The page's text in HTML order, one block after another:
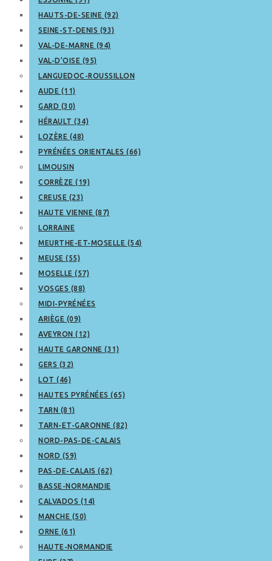
HAUTS-DE-SEINE (92)
SEINE-ST-DENIS (93)
VAL-DE-MARNE (94)
VAL-D’OISE (95)
LANGUEDOC-ROUSSILLON
AUDE (11)
GARD (30)
HÉRAULT (34)
LOZÈRE (48)
PYRÉNÉES ORIENTALES (66)
LIMOUSIN
CORRÈZE (19)
CREUSE (23)
HAUTE VIENNE (87)
LORRAINE
MEURTHE-ET-MOSELLE (54)
MEUSE (55)
MOSELLE (57)
VOSGES (88)
MIDI-PYRÉNÉES
ARIÈGE (09)
AVEYRON (12)
HAUTE GARONNE (31)
GERS (32)
LOT (46)
HAUTES PYRÉNÉES (65)
TARN (81)
TARN-ET-GARONNE (82)
NORD-PAS-DE-CALAIS
NORD (59)
PAS-DE-CALAIS (62)
BASSE-NORMANDIE
CALVADOS (14)
MANCHE (50)
ORNE (61)
HAUTE-NORMANDIE